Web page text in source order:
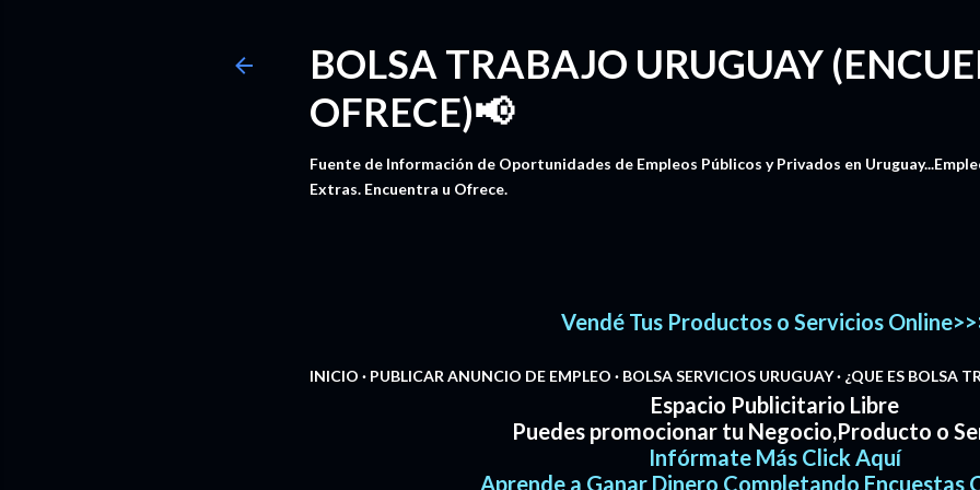
BOLSA TRABAJO URUGUAY
OFRECE)📢
Fuente de Información de Oportunidades de Empleos Públicos y Privados en
Extras. Encuentra u Ofrece.
Vendé Tus Productos o Servicios
INICIO PUBLICAR ANUNCIO DE EMPLEO BOLSA SERVICIOS URUGUAY ¿QUE ES BOLSA
Espacio Publicitario Libre
Puedes promocionar tu Negocio,Producto o
Infórmate Más Click Aquí
Aprende a Ganar Dinero Completando Encuestas